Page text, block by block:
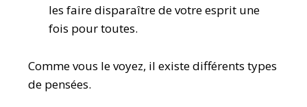
les faire disparaître de votre esprit une
fois pour toutes.
Comme vous le voyez, il existe différents types
de pensées.